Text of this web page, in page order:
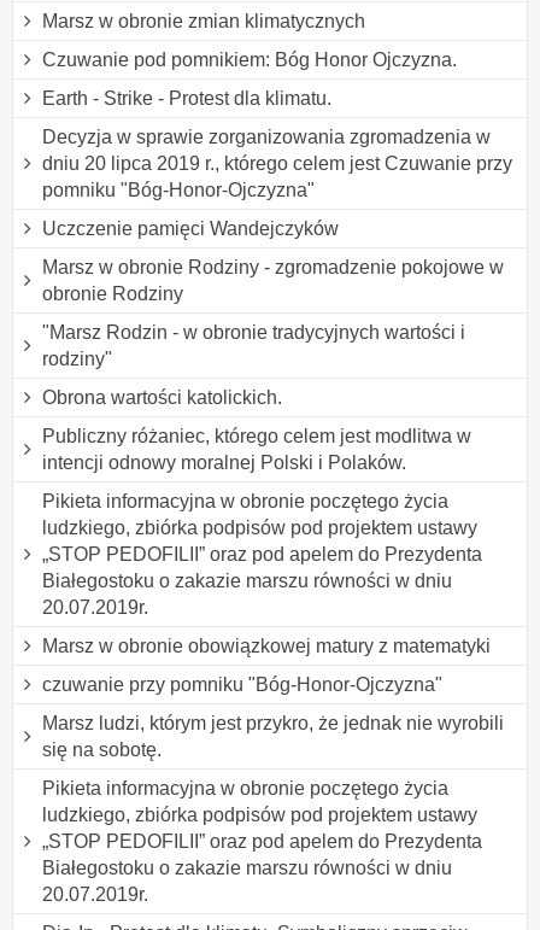
Marsz w obronie zmian klimatycznych
Czuwanie pod pomnikiem: Bóg Honor Ojczyzna.
Earth - Strike - Protest dla klimatu.
Decyzja w sprawie zorganizowania zgromadzenia w
dniu 20 lipca 2019 r., którego celem jest Czuwanie przy
pomniku "Bóg-Honor-Ojczyzna"
Uczczenie pamięci Wandejczyków
Marsz w obronie Rodziny - zgromadzenie pokojowe w
obronie Rodziny
"Marsz Rodzin - w obronie tradycyjnych wartości i
rodziny"
Obrona wartości katolickich.
Publiczny różaniec, którego celem jest modlitwa w
intencji odnowy moralnej Polski i Polaków.
Pikieta informacyjna w obronie poczętego życia
ludzkiego, zbiórka podpisów pod projektem ustawy
„STOP PEDOFILII” oraz pod apelem do Prezydenta
Białegostoku o zakazie marszu równości w dniu
20.07.2019r.
Marsz w obronie obowiązkowej matury z matematyki
czuwanie przy pomniku "Bóg-Honor-Ojczyzna"
Marsz ludzi, którym jest przykro, że jednak nie wyrobili
się na sobotę.
Pikieta informacyjna w obronie poczętego życia
ludzkiego, zbiórka podpisów pod projektem ustawy
„STOP PEDOFILII” oraz pod apelem do Prezydenta
Białegostoku o zakazie marszu równości w dniu
20.07.2019r.